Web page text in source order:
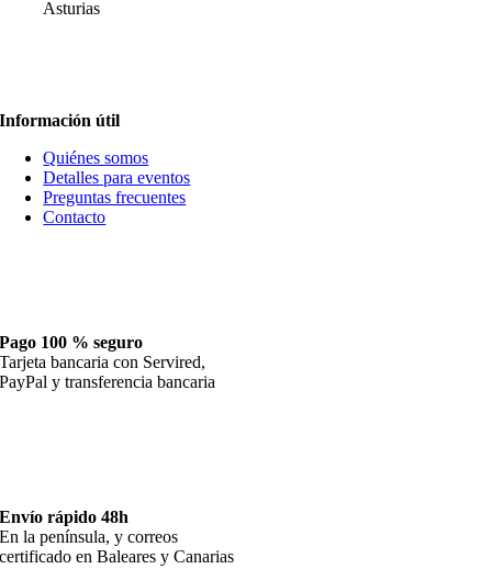
Asturias
Información útil
Quiénes somos
Detalles para eventos
Preguntas frecuentes
Contacto
Pago 100 % seguro
Tarjeta bancaria con Servired,
PayPal y transferencia bancaria
Envío rápido 48h
En la península, y correos
certificado en Baleares y Canarias